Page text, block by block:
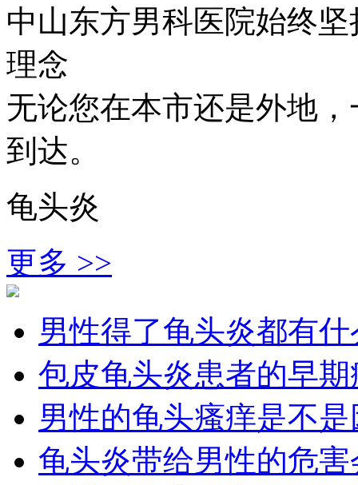
中山东方男科医院始终
理念
无论您在本市还是外地
到达。
龟头炎
更多 >>
男性得了龟头炎都有
包皮龟头炎患者的早
男性的龟头瘙痒是不
龟头炎带给男性的危